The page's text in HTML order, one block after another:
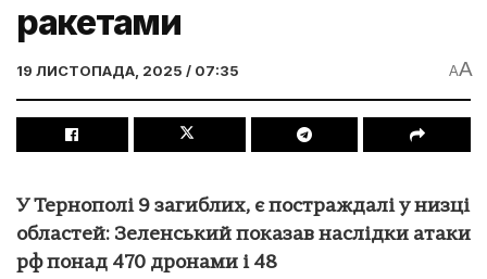
ракетами
19 ЛИСТОПАДА, 2025 / 07:35 AA
У Тернополі 9 загиблих, є постраждалі у низці
областей: Зеленський показав наслідки атаки
рф понад 470 дронами і 48